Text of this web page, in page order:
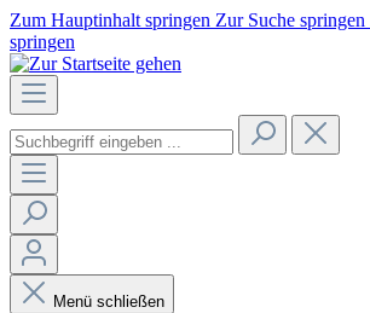
Zum Hauptinhalt springen Zur Suche springen
springen
Menü schließen